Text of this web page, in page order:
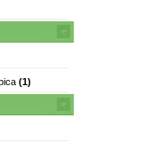
(1)